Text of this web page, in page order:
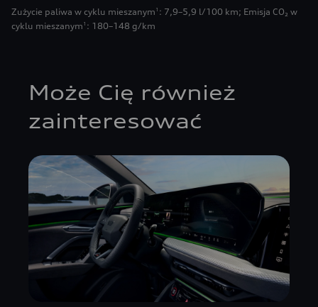
Zużycie paliwa w cyklu mieszanym 1 : 7,9–5,9 l/100 km; Emisja CO₂ w
cyklu mieszanym 1 : 180–148 g/km
Może Cię również
zainteresować